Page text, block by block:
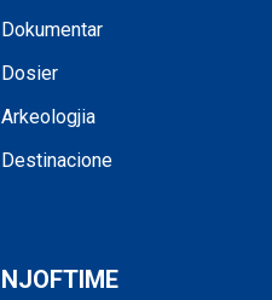
Dokumentar
Dosier
Arkeologjia
Destinacione
NJOFTIME